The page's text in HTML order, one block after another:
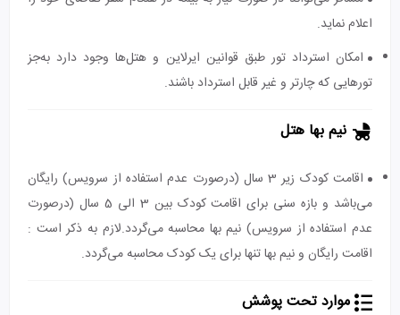
اعلام نماید.
امکان استرداد تور طبق قوانین ایرلاین و هتل‌ها وجود دارد به‌جز
تورهایی که چارتر و غیر قابل استرداد باشند.
نیم بها هتل
اقامت کودک زیر 3 سال (درصورت عدم استفاده از سرویس) رایگان
می‌باشد و بازه سنی برای اقامت کودک بین 3 الی 5 سال (درصورت
عدم استفاده از سرویس) نیم بها محاسبه می‌گردد.لازم به ذکر است :
اقامت رایگان و نیم بها تنها برای یک کودک محاسبه می‌گردد.
موارد تحت پوشش